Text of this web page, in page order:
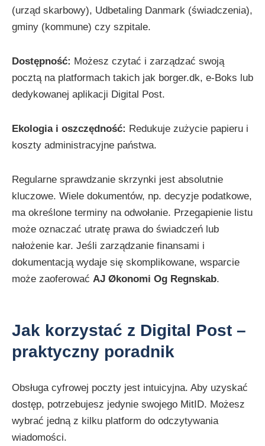
(urząd skarbowy), Udbetaling Danmark (świadczenia),
gminy (kommune) czy szpitale.
Dostępność: Możesz czytać i zarządzać swoją
pocztą na platformach takich jak borger.dk, e-Boks lub
dedykowanej aplikacji Digital Post.
Ekologia i oszczędność: Redukuje zużycie papieru i
koszty administracyjne państwa.
Regularne sprawdzanie skrzynki jest absolutnie
kluczowe. Wiele dokumentów, np. decyzje podatkowe,
ma określone terminy na odwołanie. Przegapienie listu
może oznaczać utratę prawa do świadczeń lub
nałożenie kar. Jeśli zarządzanie finansami i
dokumentacją wydaje się skomplikowane, wsparcie
może zaoferować AJ Økonomi Og Regnskab.
Jak korzystać z Digital Post –
praktyczny poradnik
Obsługa cyfrowej poczty jest intuicyjna. Aby uzyskać
dostęp, potrzebujesz jedynie swojego MitID. Możesz
wybrać jedną z kilku platform do odczytywania
wiadomości.